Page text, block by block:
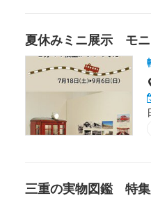
夏休みミニ展示 モ
三重の実物図鑑 特